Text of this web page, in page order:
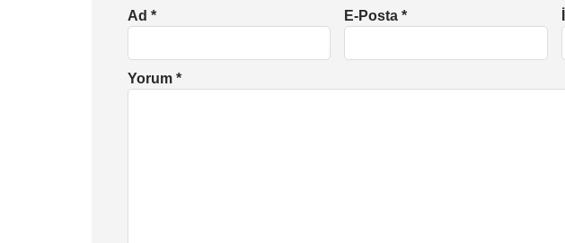
Ad * E-Posta*
Yorum *